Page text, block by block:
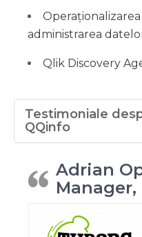
administrarea
Qlik Discovery
Testimoniale
QQinfo
Adrian